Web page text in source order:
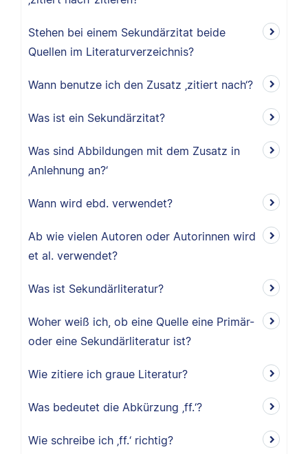
Stehen bei einem Sekundärzitat beide
Quellen im Literaturverzeichnis?
Wann benutze ich den Zusatz ‚zitiert nach‘?
Was ist ein Sekundärzitat?
Was sind Abbildungen mit dem Zusatz in
‚Anlehnung an?‘
Wann wird ebd. verwendet?
Ab wie vielen Autoren oder Autorinnen wird
et al. verwendet?
Was ist Sekundärliteratur?
Woher weiß ich, ob eine Quelle eine Primär-
oder eine Sekundärliteratur ist?
Wie zitiere ich graue Literatur?
Was bedeutet die Abkürzung ‚ff.‘?
Wie schreibe ich ‚ff.‘ richtig?